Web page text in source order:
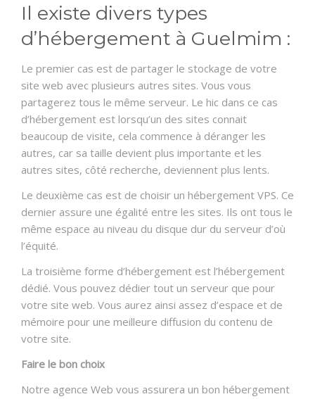
Il existe divers types
d’hébergement à Guelmim :
Le premier cas est de partager le stockage de votre
site web avec plusieurs autres sites. Vous vous
partagerez tous le même serveur. Le hic dans ce cas
d’hébergement est lorsqu’un des sites connait
beaucoup de visite, cela commence à déranger les
autres, car sa taille devient plus importante et les
autres sites, côté recherche, deviennent plus lents.
Le deuxième cas est de choisir un hébergement VPS. Ce
dernier assure une égalité entre les sites. Ils ont tous le
même espace au niveau du disque dur du serveur d’où
l’équité.
La troisième forme d’hébergement est l’hébergement
dédié. Vous pouvez dédier tout un serveur que pour
votre site web. Vous aurez ainsi assez d’espace et de
mémoire pour une meilleure diffusion du contenu de
votre site.
Faire le bon choix
Notre agence Web vous assurera un bon hébergement